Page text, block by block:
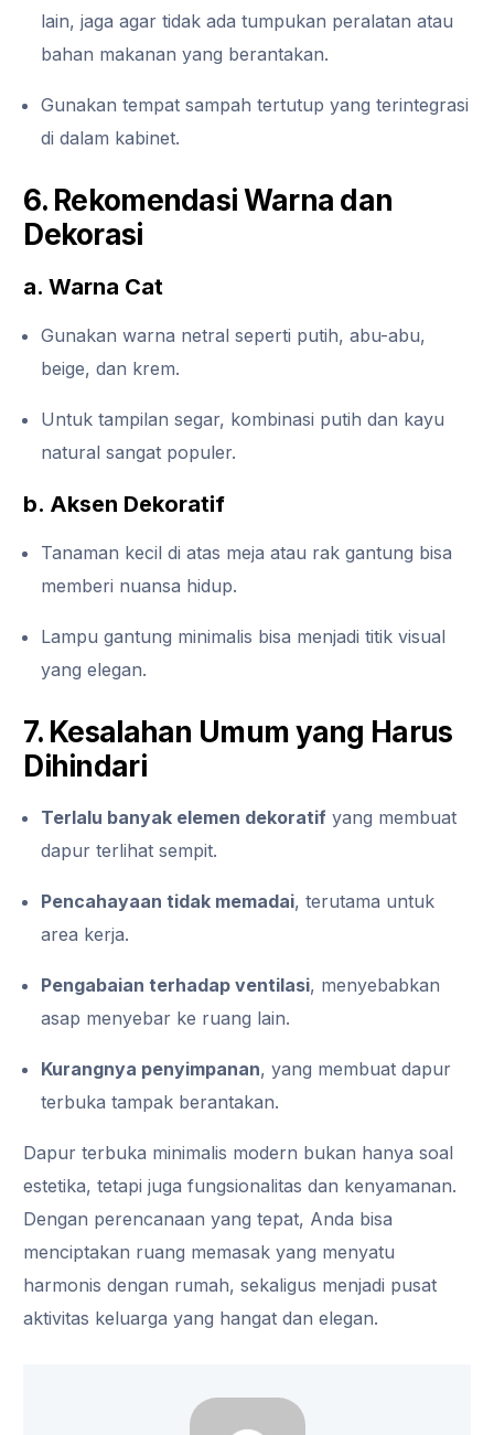
lain, jaga agar tidak ada tumpukan peralatan atau
bahan makanan yang berantakan.
Gunakan tempat sampah tertutup yang terintegrasi
di dalam kabinet.
6. Rekomendasi Warna dan
Dekorasi
a. Warna Cat
Gunakan warna netral seperti putih, abu-abu,
beige, dan krem.
Untuk tampilan segar, kombinasi putih dan kayu
natural sangat populer.
b. Aksen Dekoratif
Tanaman kecil di atas meja atau rak gantung bisa
memberi nuansa hidup.
Lampu gantung minimalis bisa menjadi titik visual
yang elegan.
7. Kesalahan Umum yang Harus
Dihindari
Terlalu banyak elemen dekoratif yang membuat
dapur terlihat sempit.
Pencahayaan tidak memadai, terutama untuk
area kerja.
Pengabaian terhadap ventilasi, menyebabkan
asap menyebar ke ruang lain.
Kurangnya penyimpanan, yang membuat dapur
terbuka tampak berantakan.
Dapur terbuka minimalis modern bukan hanya soal
estetika, tetapi juga fungsionalitas dan kenyamanan.
Dengan perencanaan yang tepat, Anda bisa
menciptakan ruang memasak yang menyatu
harmonis dengan rumah, sekaligus menjadi pusat
aktivitas keluarga yang hangat dan elegan.